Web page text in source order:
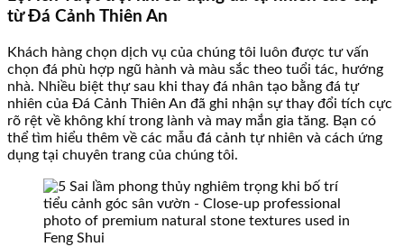
từ Đá Cảnh Thiên An
Khách hàng chọn dịch vụ của chúng tôi luôn được tư vấn
chọn đá phù hợp ngũ hành và màu sắc theo tuổi tác, hướng
nhà. Nhiều biệt thự sau khi thay đá nhân tạo bằng đá tự
nhiên của Đá Cảnh Thiên An đã ghi nhận sự thay đổi tích cực
rõ rệt về không khí trong lành và may mắn gia tăng. Bạn có
thể tìm hiểu thêm về các mẫu đá cảnh tự nhiên và cách ứng
dụng tại chuyên trang của chúng tôi.